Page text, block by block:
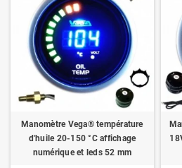
Manomètre Vega® température
d'huile 20-150 °C affichage
numérique et leds 52 mm